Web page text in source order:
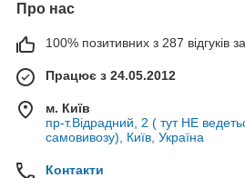
Про нас
100% позитивних з 287 відгуків
Працює з 24.05.2012
м. Київ
пр-т.Відрадний, 2 ( тут НЕ
самовивозу), Київ, Україна
Контакти